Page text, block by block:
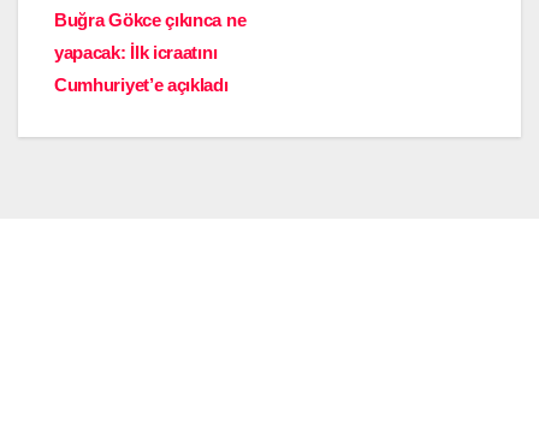
Buğra Gökce çıkınca ne
yapacak: İlk icraatını
Cumhuriyet’e açıkladı